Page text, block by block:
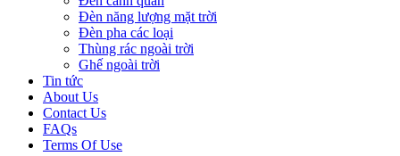
Đèn năng lượng mặt trời
Đèn pha các loại
Thùng rác ngoài trời
Ghế ngoài trời
Tin tức
About Us
Contact Us
FAQs
Terms Of Use